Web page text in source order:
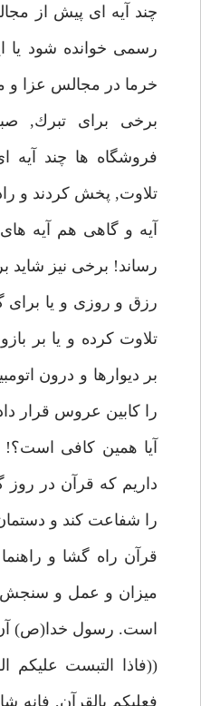
چند آيه اى پيش از
رسمى خوانده شود يا
خرما در مجالس عزا و
برخى براى تبرك,
فروشگاه ها چند آيه
تلاوت, پخش كردند و
آيه و گاهى هم آيه
رساند! برخى نيز شايد
رزق و روزى و يا براى
تلاوت كرده و يا بر
بر ديوارها و درون
را كابين عروس قرار
آيا همين كافى است؟!
داريم كه قرآن در روز
را شفاعت كند و
قرآن راه گشا و
ميزان و عمل و سنجش
است. رسول خدا(ص)
((فاذا التبست عليكم
فعليكم بالقرآن,